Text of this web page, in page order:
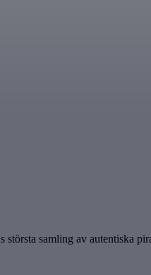
samling av autentiska